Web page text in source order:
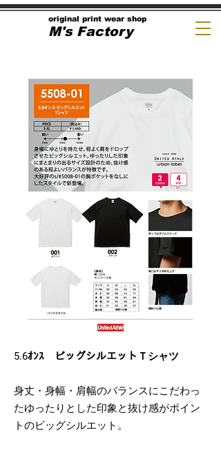
original print wear shop
M's Factory
5.6ｵﾝｽ ビッグシルエットＴシャツ
身丈・身幅・肩幅のバランスにこだわっ
たゆったりとした印象と抜け感がポイン
トのビッグシルエット。